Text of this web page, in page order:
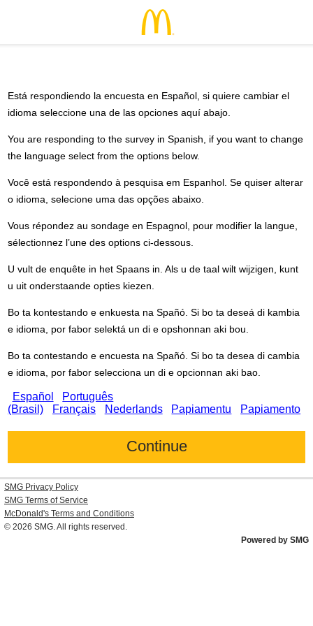
Está respondiendo la encuesta en Español, si quiere cambiar el
idioma seleccione una de las opciones aquí abajo.
You are responding to the survey in Spanish, if you want to change
the language select from the options below.
Você está respondendo à pesquisa em Espanhol. Se quiser alterar
o idioma, selecione uma das opções abaixo.
Vous répondez au sondage en Espagnol, pour modifier la langue,
sélectionnez l’une des options ci-dessous.
U vult de enquête in het Spaans in. Als u de taal wilt wijzigen, kunt
u uit onderstaande opties kiezen.
Bo ta kontestando e enkuesta na Spañó. Si bo ta deseá di kambia
e idioma, por fabor selektá un di e opshonnan aki bou.
Bo ta contestando e encuesta na Spañó. Si bo ta desea di cambia
e idioma, por fabor selecciona un di e opcionnan aki bao.
Español
Português
(Brasil)
Français Nederlands Papiamentu Papiamento
SMG Privacy Policy
SMG Terms of Service
McDonald's Terms and Conditions
© 2026 SMG . All rights reserved.
Powered by SMG